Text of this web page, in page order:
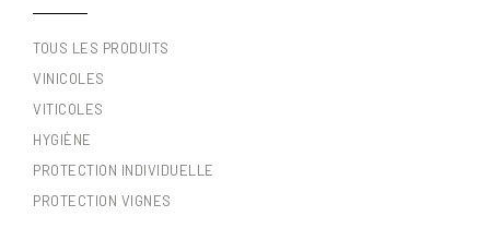
TOUS LES PRODUITS
VINICOLES
VITICOLES
HYGIÈNE
PROTECTION INDIVIDUELLE
PROTECTION VIGNES